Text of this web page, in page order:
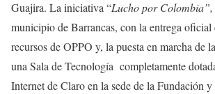
Guajira. La iniciativa “Lucho por Colombia”,
municipio de Barrancas, con la entrega oficial
recursos de OPPO y, la puesta en marcha de
una Sala de Tecnología completamente
Internet de Claro en la sede de la Fundación